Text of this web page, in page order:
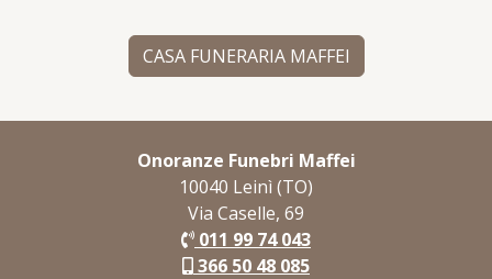
CASA FUNERARIA MAFFEI
Onoranze Funebri Maffei
10040 Leinì (TO)
Via Caselle, 69
011 99 74 043
366 50 48 085